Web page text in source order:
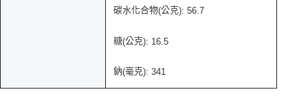
碳水化合物(公克): 56.7
糖(公克): 16.5
鈉(毫克): 341